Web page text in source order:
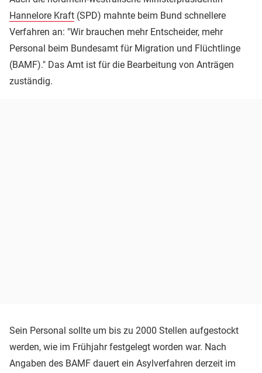
Hannelore Kraft (SPD) mahnte beim Bund schnellere
Verfahren an: "Wir brauchen mehr Entscheider, mehr
Personal beim Bundesamt für Migration und Flüchtlinge
(BAMF)." Das Amt ist für die Bearbeitung von Anträgen
zuständig.
Sein Personal sollte um bis zu 2000 Stellen aufgestockt
werden, wie im Frühjahr festgelegt worden war. Nach
Angaben des BAMF dauert ein Asylverfahren derzeit im